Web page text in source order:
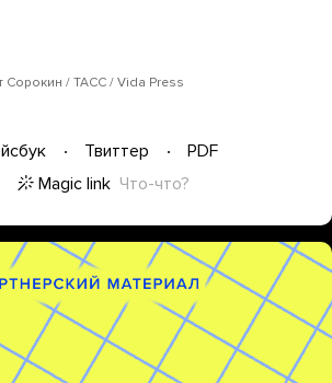
Сорокин / ТАСС / Vida Press
Твиттер
PDF
Magic link Что-что?